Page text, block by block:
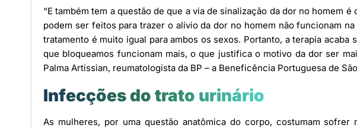
“E também tem a questão de que a via de sinalização da dor no homem
podem ser feitos para trazer o alívio da dor no homem não funcionam
tratamento é muito igual para ambos os sexos. Portanto, a terapia acaba
que bloqueamos funcionam mais, o que justifica o motivo da dor ser
Palma Artissian, reumatologista da BP – a Beneficência Portuguesa de
Infecções do trato urinário
As mulheres, por uma questão anatômica do corpo, costumam sofrer